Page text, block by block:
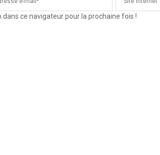
ce navigateur pour la prochaine fois !